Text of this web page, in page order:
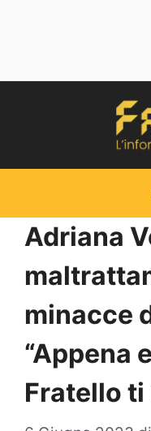
Adriana
minacce
“Appena
Fratello ti